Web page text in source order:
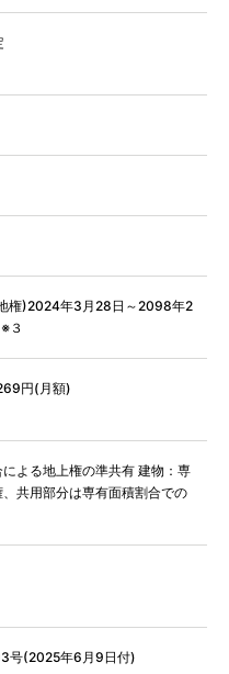
権)2024年3月28日～2098年2
３
円(月額)
よる地上権の準共有 建物：専
共用部分は専有面積割合での
号(2025年6月9日付)